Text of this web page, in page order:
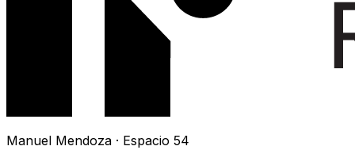
Manuel Mendoza · Espacio 54